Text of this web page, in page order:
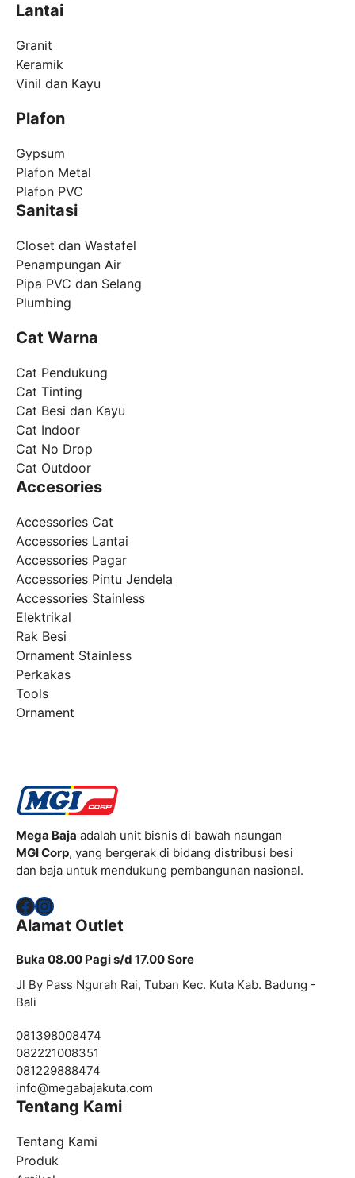
Lantai
Granit
Keramik
Vinil dan Kayu
Plafon
Gypsum
Plafon Metal
Plafon PVC
Sanitasi
Closet dan Wastafel
Penampungan Air
Pipa PVC dan Selang
Plumbing
Cat Warna
Cat Pendukung
Cat Tinting
Cat Besi dan Kayu
Cat Indoor
Cat No Drop
Cat Outdoor
Accesories
Accessories Cat
Accessories Lantai
Accessories Pagar
Accessories Pintu Jendela
Accessories Stainless
Elektrikal
Rak Besi
Ornament Stainless
Perkakas
Tools
Ornament
Mega Baja adalah unit bisnis di bawah naungan
MGI Corp, yang bergerak di bidang distribusi besi
dan baja untuk mendukung pembangunan nasional.
Facebook
Instagram
Alamat Outlet
Buka 08.00 Pagi s/d 17.00 Sore
Jl By Pass Ngurah Rai, Tuban Kec. Kuta Kab. Badung -
Bali
081398008474
082221008351
081229888474
info@megabajakuta.com
Tentang Kami
Tentang Kami
Produk